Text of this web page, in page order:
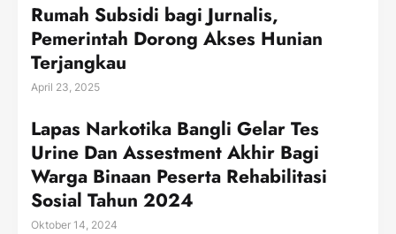
Rumah Subsidi bagi Jurnalis,
Pemerintah Dorong Akses Hunian
Terjangkau
April 23, 2025
Lapas Narkotika Bangli Gelar Tes
Urine Dan Assestment Akhir Bagi
Warga Binaan Peserta Rehabilitasi
Sosial Tahun 2024
Oktober 14, 2024